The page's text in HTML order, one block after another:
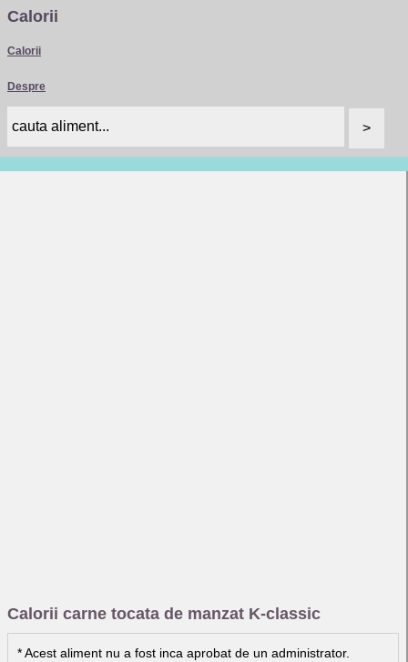
Calorii
Calorii
Despre
Calorii carne tocata de manzat K-classic
* Acest aliment nu a fost inca aprobat de un administrator.